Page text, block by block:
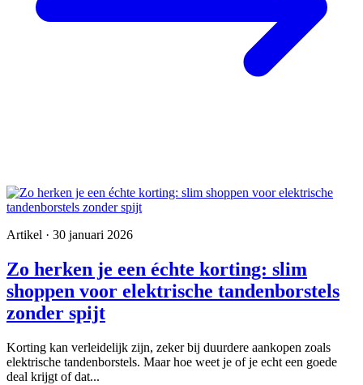
Artikel · 30 januari 2026
Zo herken je een échte korting: slim
shoppen voor elektrische tandenborstels
zonder spijt
Korting kan verleidelijk zijn, zeker bij duurdere aankopen zoals
elektrische tandenborstels. Maar hoe weet je of je echt een goede
deal krijgt of dat...